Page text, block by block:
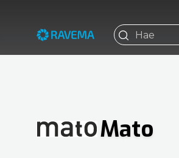
Mato